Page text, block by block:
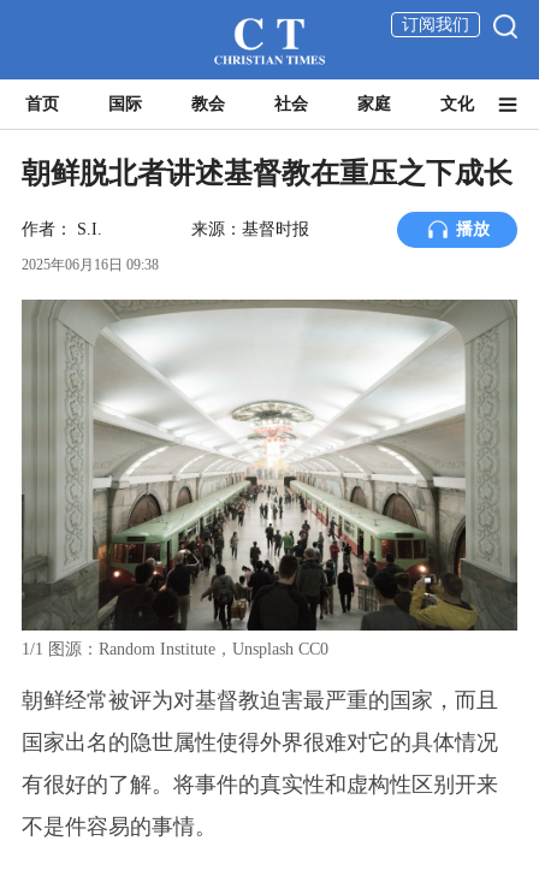
订阅我们
首页 国际 教会 社会 家庭 文化
朝鲜脱北者讲述基督教在重压之下成长
作者： S.I. 来源：基督时报 播放
2025年06月16日 09:38
1/1 图源：Random Institute，Unsplash CC0
朝鲜经常被评为对基督教迫害最严重的国家，而且
国家出名的隐世属性使得外界很难对它的具体情况
有很好的了解。将事件的真实性和虚构性区别开来
不是件容易的事情。